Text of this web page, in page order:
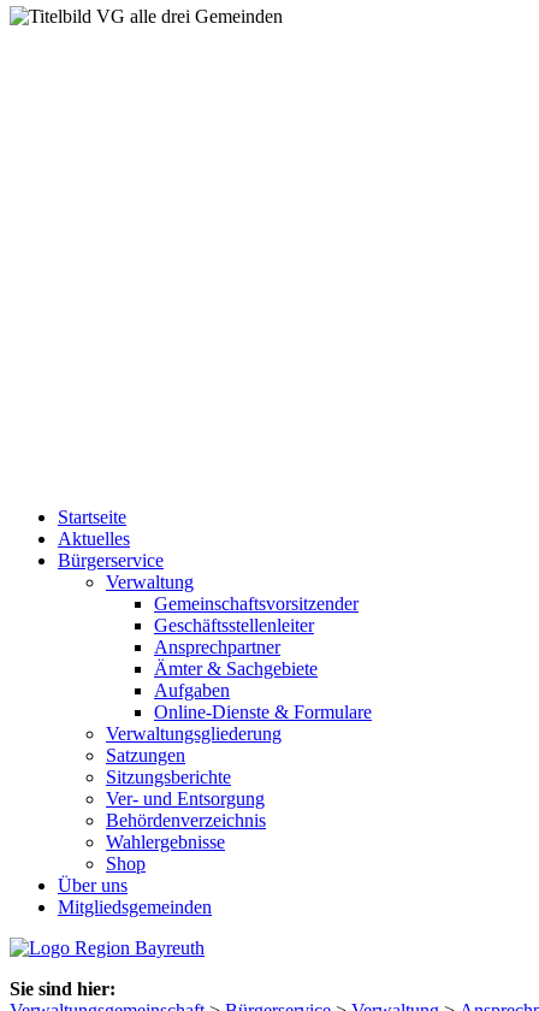
Startseite
Aktuelles
Bürgerservice
Verwaltung
Gemeinschaftsvorsitzender
Geschäftsstellenleiter
Ansprechpartner
Ämter & Sachgebiete
Aufgaben
Online-Dienste & Formulare
Verwaltungsgliederung
Satzungen
Sitzungsberichte
Ver- und Entsorgung
Behördenverzeichnis
Wahlergebnisse
Shop
Über uns
Mitgliedsgemeinden
Sie sind hier: